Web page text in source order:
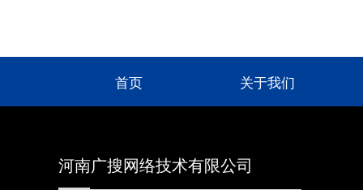
河南广搜网络技术有限公司
首页 关于我们